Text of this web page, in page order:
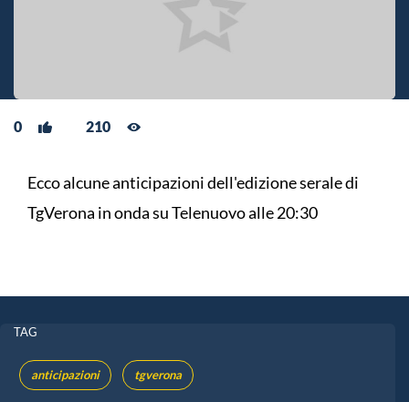
0 210
Ecco alcune anticipazioni dell'edizione serale di
TgVerona in onda su Telenuovo alle 20:30
TAG
anticipazioni tgverona